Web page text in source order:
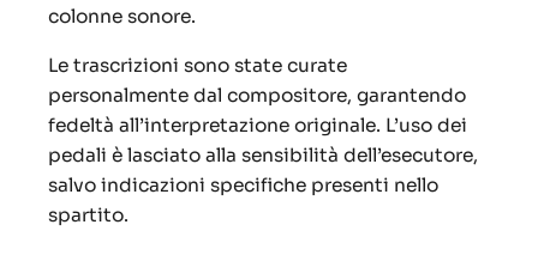
colonne sonore.
Le trascrizioni sono state curate
personalmente dal compositore, garantendo
fedeltà all’interpretazione originale. L’uso dei
pedali è lasciato alla sensibilità dell’esecutore,
salvo indicazioni specifiche presenti nello
spartito.